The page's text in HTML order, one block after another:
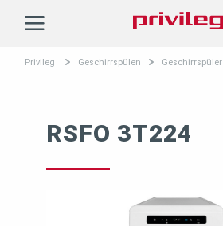
Privileg
Privileg Geschirrspülen Geschirrspüler
RSFO 3T224